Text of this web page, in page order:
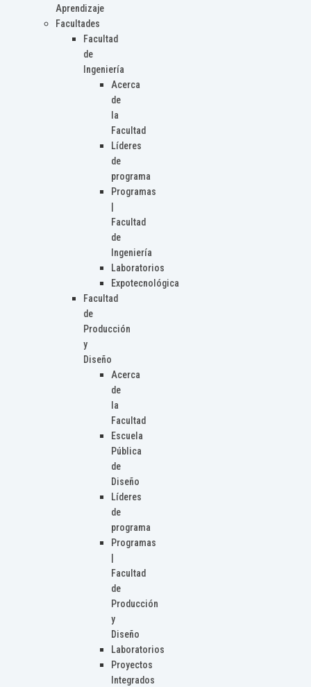
Aprendizaje
Facultades
Facultad
de
Ingeniería
Acerca
de
la
Facultad
Líderes
de
programa
Programas
Facultad
de
Ingeniería
Laboratorios
Expotecnológica
Facultad
de
Producción
y
Diseño
Acerca
de
la
Facultad
Escuela
Pública
de
Diseño
Líderes
de
programa
Programas
Facultad
de
Producción
y
Diseño
Laboratorios
Proyectos
Integrados